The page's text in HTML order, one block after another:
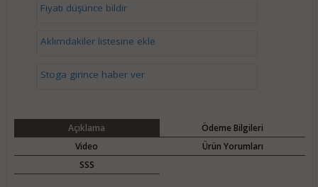
Fiyatı düşünce bildir
Aklımdakiler listesine ekle
Stoga girince haber ver
Açıklama
Ödeme Bilgileri
Video
Ürün Yorumları
SSS